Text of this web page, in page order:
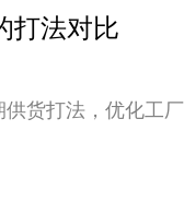
打法对比
货打法，优化工厂